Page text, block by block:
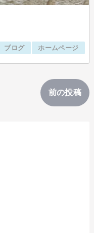
ブログ ホームページ
前の投稿